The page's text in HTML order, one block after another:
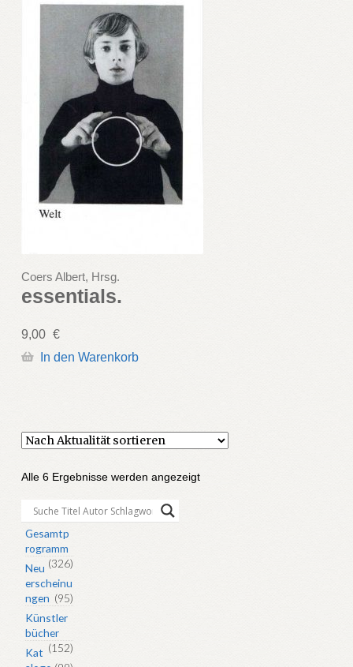
Coers Albert, Hrsg.
essentials.
9,00 €
In den Warenkorb
Alle 6 Ergebnisse werden angezeigtNach
Gesamtp
rogramm
(326)
Neu
erscheinu
ngen (95)
Künstler
bücher
(152)
Kat